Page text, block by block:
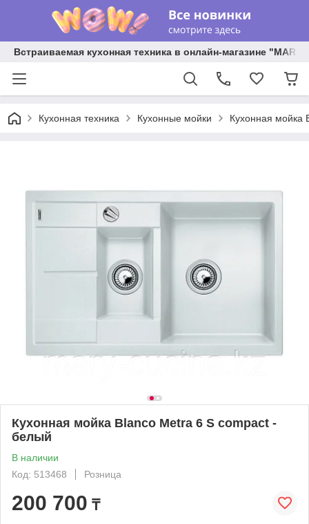
Встраиваемая кухонная техника в онлайн-магазине "MARY
Кухонная техника Кухонные мойки Кухонная мойка
Кухонная мойка Blanco Metra 6 S compact -
белый
В наличии
Код: 513468
Розница
200 700 ₸